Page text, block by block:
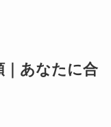
｜あなたに合